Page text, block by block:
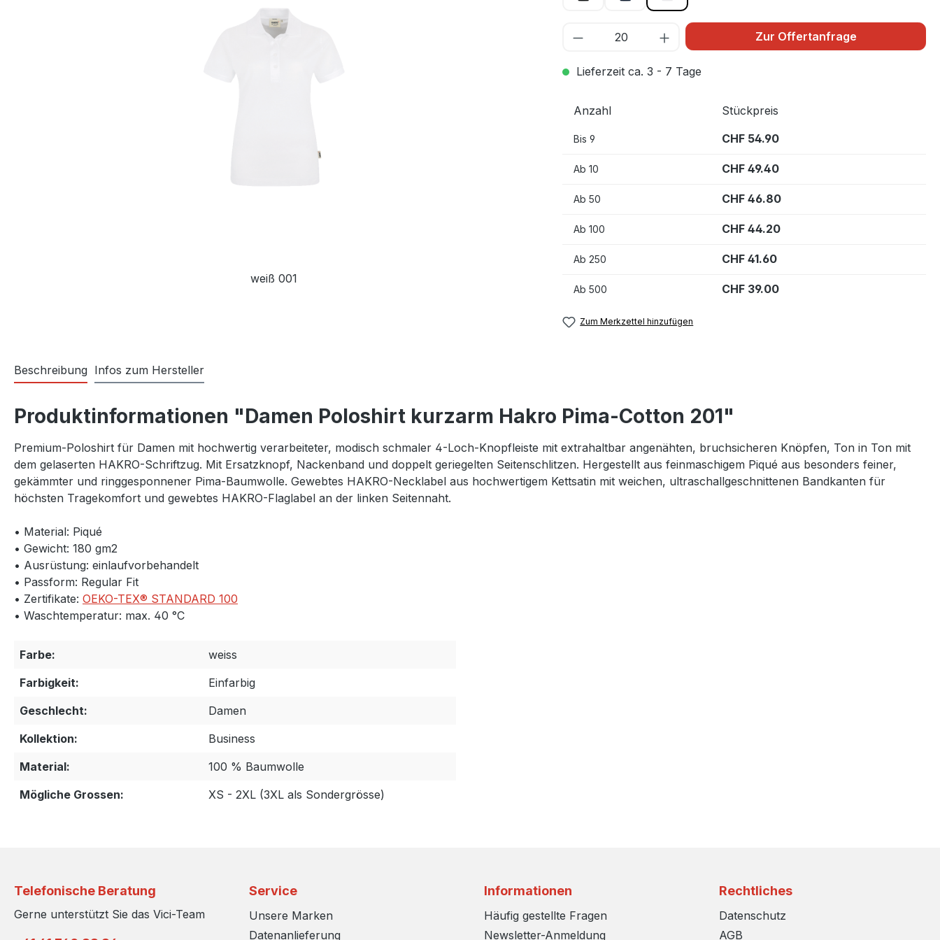
weiß 001
Zur Offertanfrage
Lieferzeit ca. 3 - 7 Tage
Anzahl Stückpreis
Bis 9 CHF 54.90
Ab 10 CHF 49.40
Ab 50 CHF 46.80
Ab 100 CHF 44.20
Ab 250 CHF 41.60
Ab 500 CHF 39.00
Zum Merkzettel hinzufügen
Beschreibung Infos zum Hersteller
Produktinformationen "Damen Poloshirt kurzarm Hakro Pima-Cotton 201"
Premium-Poloshirt für Damen mit hochwertig verarbeiteter, modisch schmaler 4-Loch-Knopfleiste mit extrahaltbar angenähten, bruchsicheren Knöpfen, Ton in Ton mit
dem gelaserten HAKRO-Schriftzug. Mit Ersatzknopf, Nackenband und doppelt geriegelten Seitenschlitzen. Hergestellt aus feinmaschigem Piqué aus besonders feiner,
gekämmter und ringgesponnener Pima-Baumwolle. Gewebtes HAKRO-Necklabel aus hochwertigem Kettsatin mit weichen, ultraschallgeschnittenen Bandkanten für
höchsten Tragekomfort und gewebtes HAKRO-Flaglabel an der linken Seitennaht.
• Material: Piqué
• Gewicht: 180 gm2
• Ausrüstung: einlaufvorbehandelt
• Passform: Regular Fit
• Zertifikate: OEKO-TEX® STANDARD 100
• Waschtemperatur: max. 40 °C
Farbe:
weiss
Farbigkeit:
Einfarbig
Geschlecht:
Damen
Kollektion:
Business
Material:
100 % Baumwolle
Mögliche Grossen:
XS - 2XL (3XL als Sondergrösse)
Telefonische Beratung
Gerne unterstützt Sie das Vici-Team
Service
Unsere Marken
Datenanlieferung
Informationen
Häufig gestellte Fragen
Newsletter-Anmeldung
Rechtliches
Datenschutz
AGB